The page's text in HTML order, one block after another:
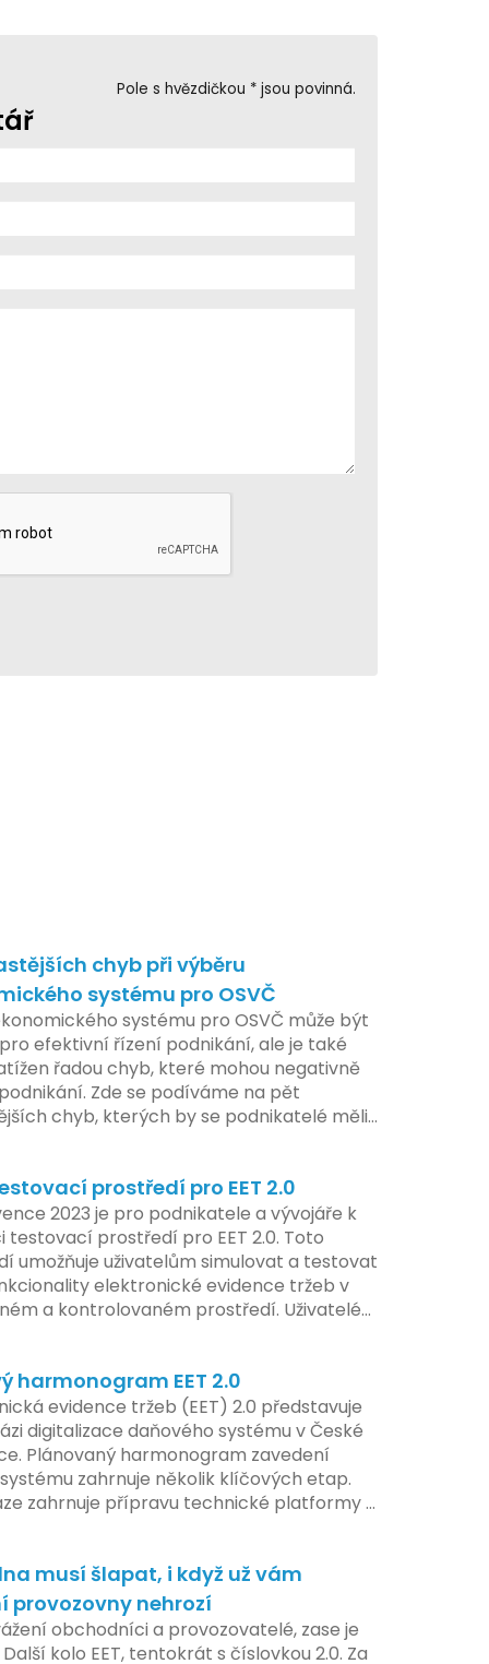
Pole s hvězdičkou * jsou povinná.
chyb při výběru
systému pro OSVČ
systému pro OSVČ může být
efektivní řízení podnikání, ale je také
řadou chyb, které mohou negativně
Zde se podíváme na pět
chyb, kterých by se podnikatelé měli
prostředí pro EET 2.0
2023 je pro podnikatele a vývojáře k
testovací prostředí pro EET 2.0. Toto
umožňuje uživatelům simulovat a testovat
elektronické evidence tržeb v
a kontrolovaném prostředí. Uživatelé
nového systému.
harmonogram EET 2.0
evidence tržeb (EET) 2.0 představuje
digitalizace daňového systému v České
Plánovaný harmonogram zavedení
zahrnuje několik klíčových etap.
zahrnuje přípravu technické platformy a
systémů a rozšíření podpory pro
přičemž všechny potřebné
by měly být dostupné k testování v
programu. Druhá fáze, plánovaná
musí šlapat, i když už vám
provozovny nehrozí
obchodníci a provozovatelé, zase je
kolo EET, tentokrát s číslovkou 2.0. Za